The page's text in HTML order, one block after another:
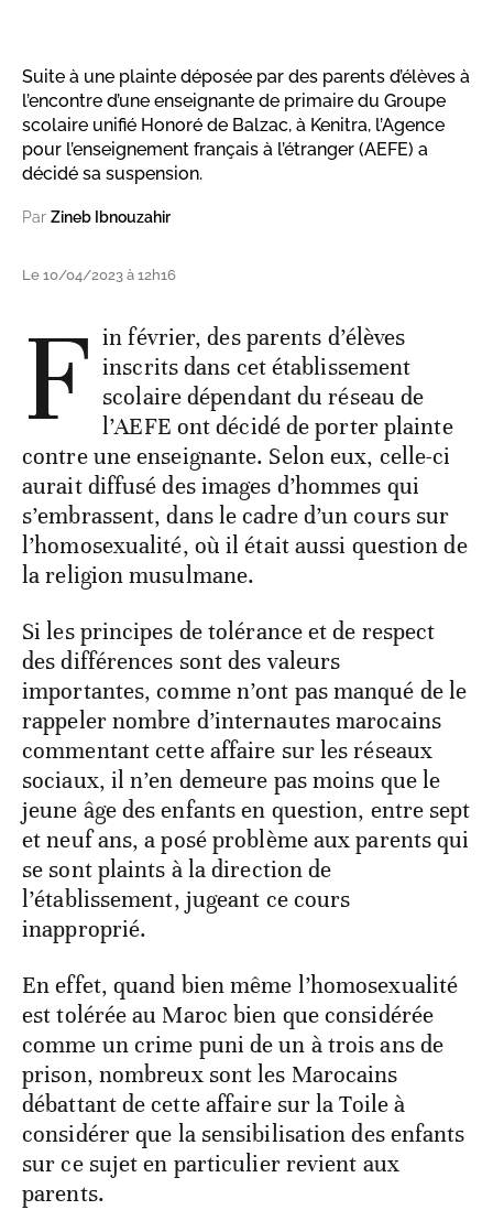
Suite à une plainte déposée par des parents d’élèves à
l’encontre d’une enseignante de primaire du Groupe
scolaire unifié Honoré de Balzac, à Kenitra, l’Agence
pour l’enseignement français à l’étranger (AEFE) a
décidé sa suspension.
Par Zineb Ibnouzahir
Le 10/04/2023 à 12h16
F in février, des parents d’élèves
inscrits dans cet établissement
scolaire dépendant du réseau de
l’AEFE ont décidé de porter plainte
contre une enseignante. Selon eux, celle-ci
aurait diffusé des images d’hommes qui
s’embrassent, dans le cadre d’un cours sur
l’homosexualité, où il était aussi question de
la religion musulmane.
Si les principes de tolérance et de respect
des différences sont des valeurs
importantes, comme n’ont pas manqué de le
rappeler nombre d’internautes marocains
commentant cette affaire sur les réseaux
sociaux, il n’en demeure pas moins que le
jeune âge des enfants en question, entre sept
et neuf ans, a posé problème aux parents qui
se sont plaints à la direction de
l’établissement, jugeant ce cours
inapproprié.
En effet, quand bien même l’homosexualité
est tolérée au Maroc bien que considérée
comme un crime puni de un à trois ans de
prison, nombreux sont les Marocains
débattant de cette affaire sur la Toile à
considérer que la sensibilisation des enfants
sur ce sujet en particulier revient aux
parents.